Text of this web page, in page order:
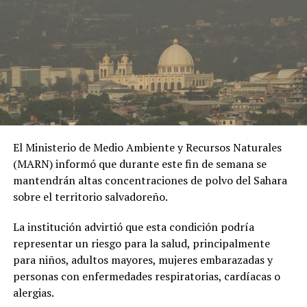
extramatrimoniales y el uso de material íntimo como
herramienta de chantaje.
#OPINE. El Gaula de la
Policía capturó en
Ibagué a una joven de
19 años señalada de
extorsionar al hombre
con quien sostuvo una
relación
extramatrimonial, a
quien amenazaba con
exponer material íntimo
y contarle a su esposa
El Ministerio de Medio Ambiente y Recursos Naturales
(MARN) informó que durante este fin de semana se
mantendrán altas concentraciones de polvo del Sahara
sobre el territorio salvadoreño.
La institución advirtió que esta condición podría
representar un riesgo para la salud, principalmente
para niños, adultos mayores, mujeres embarazadas y
personas con enfermedades respiratorias, cardíacas o
alergias.